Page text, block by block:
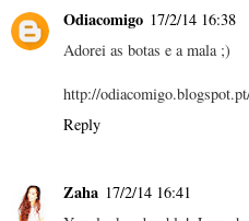
Odiacomigo 17/2/14 16:38
Adorei as botas e a mala ;)
http://
Reply
Zaha 17/2/14 16:41